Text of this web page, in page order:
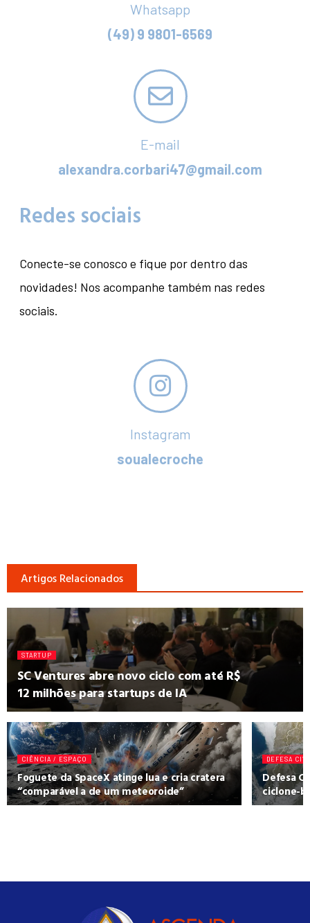
Whatsapp
(49) 9 9801-6569
E-mail
alexandra.corbari47@gmail.com
Redes sociais
Conecte-se conosco e fique por dentro das
novidades! Nos acompanhe também nas redes
sociais.
Instagram
soualecroche
Artigos Relacionados
STARTUP
SC Ventures abre novo ciclo com até R$
12 milhões para startups de IA
CIÊNCIA / ESPAÇO
Foguete da SpaceX atinge lua e cria cratera
“comparável a de um meteoroide”
DEFESA
Defesa
ciclone-